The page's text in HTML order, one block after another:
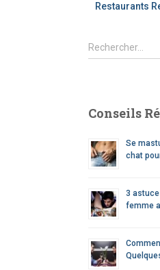
Restaurants
R
e
r
h
e
Rechercher…
Conseils
Se
chat
3
femme